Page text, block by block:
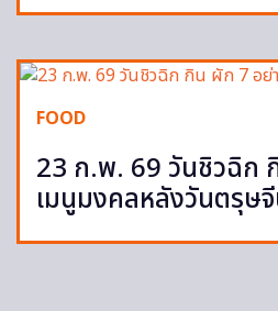
FOOD
23 ก.พ. 69 วันชิวฉิก
เมนูมงคลหลังวันตรุษ